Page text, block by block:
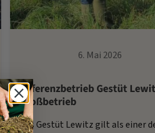
6. Mai 2026
Referenzbetrieb Gestüt
Großbetrieb
Das Gestüt Lewitz gilt als einer